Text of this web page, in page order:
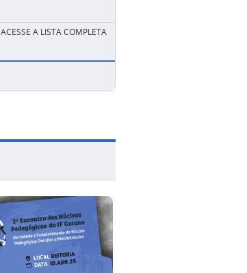
ACESSE A LISTA COMPLETA